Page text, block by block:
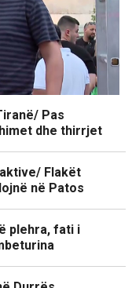
Pas
dhe thirrjet
Flakët
në Patos
plehra, fati i